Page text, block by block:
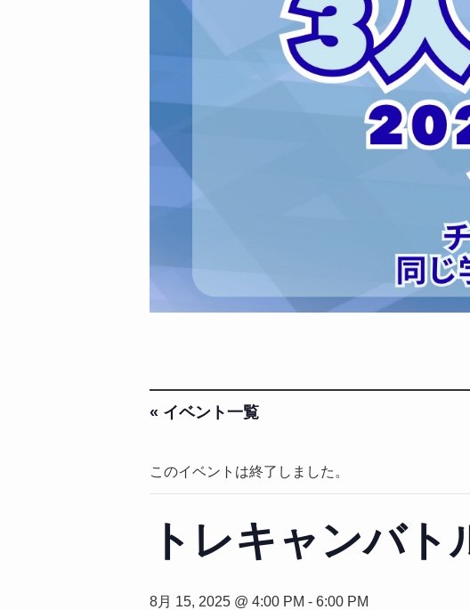
« イベント一覧
このイベントは終了しました。
トレキャンバト
8月 15, 2025 @ 4:00 PM - 6:00 PM